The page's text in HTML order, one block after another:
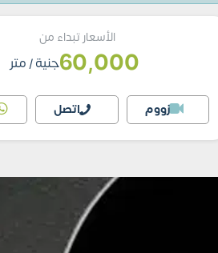
الأسعار تبداء من
60,000جنية/ متر
زووم اتصل